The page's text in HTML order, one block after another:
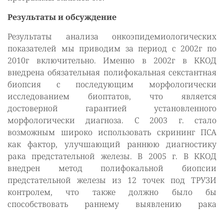
Результаты и обсуждение
Результаты анализа онкоэпидемиологических
показателей мы приводим за период с 2002г по
2010г включительно. Именно в 2002г в ККОД
внедрена обязательная полифокальная секстантная
биопсия с последующим морфологически
исследованием биоптатов, что является
достоверной гарантией установленного
морфологически диагноза. С 2003 г. стало
возможным широко использовать скрининг ПСА
как фактор, улучшающий раннюю диагностику
рака предстательной железы. В 2005 г. В ККОД
внедрен метод полифокальной биопсии
предстательной железы из 12 точек под ТРУЗИ
контролем, что также должно было бы
способствовать раннему выявлению рака